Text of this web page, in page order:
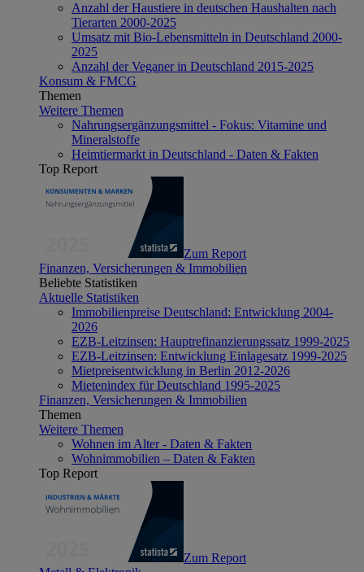
Anzahl der Haustiere in deutschen Haushalten nach
Tierarten 2000-2025
Umsatz mit Bio-Lebensmitteln in Deutschland 2000-
2025
Anzahl der Veganer in Deutschland 2015-2025
Konsum & FMCG
Themen
Weitere Themen
Nahrungsergänzungsmittel - Fokus: Vitamine und
Mineralstoffe
Heimtiermarkt in Deutschland - Daten & Fakten
Top Report
Zum Report
Finanzen, Versicherungen & Immobilien
Beliebte Statistiken
Aktuelle Statistiken
Immobilienpreise Deutschland: Entwicklung 2004-
2026
EZB-Leitzinsen: Hauptrefinanzierungssatz 1999-2025
EZB-Leitzinsen: Entwicklung Einlagesatz 1999-2025
Mietpreisentwicklung in Berlin 2012-2026
Mietenindex für Deutschland 1995-2025
Finanzen, Versicherungen & Immobilien
Themen
Weitere Themen
Wohnen im Alter - Daten & Fakten
Wohnimmobilien – Daten & Fakten
Top Report
Zum Report